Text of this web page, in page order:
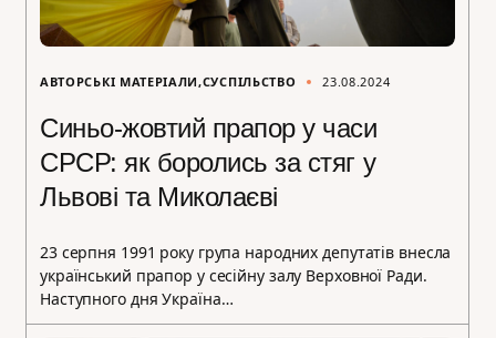
АВТОРСЬКІ МАТЕРІАЛИ СУСПІЛЬСТВО 23.08.2024
Синьо-жовтий прапор у часи
СРСР: як боролись за стяг у
Львові та Миколаєві
23 серпня 1991 року група народних депутатів внесла
український прапор у сесійну залу Верховної Ради.
Наступного дня Україна…